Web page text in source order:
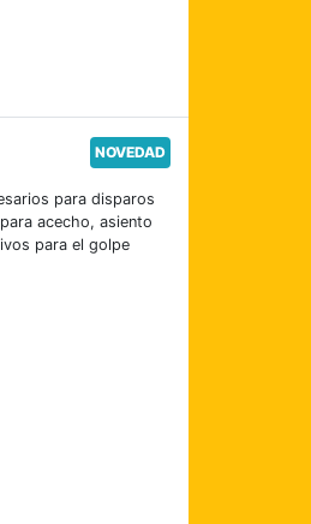
NOVEDAD
para disparos
acecho, asiento
para el golpe